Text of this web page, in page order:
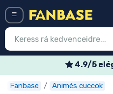
4.9/5
Fanbase Animés cuccok
Belépés